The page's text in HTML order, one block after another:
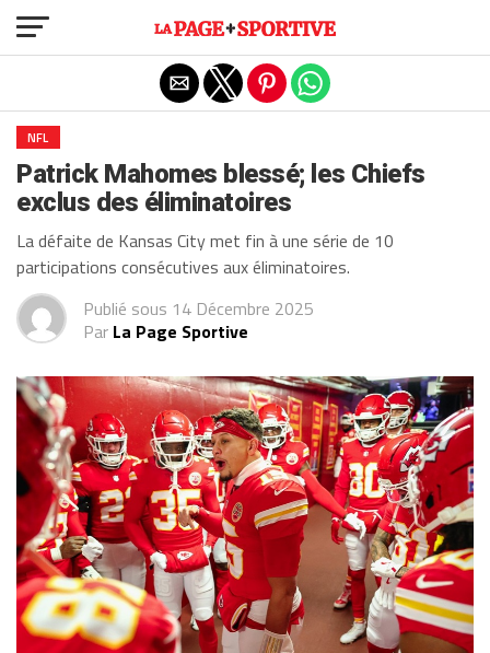
NFL
Patrick Mahomes blessé; les Chiefs
exclus des éliminatoires
La défaite de Kansas City met fin à une série de 10
participations consécutives aux éliminatoires.
Publié sous 14 Décembre 2025
Par La Page Sportive
Exit mobile version